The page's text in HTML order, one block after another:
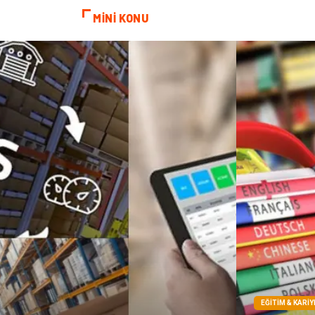
MİNİ KONU
EĞITIM &